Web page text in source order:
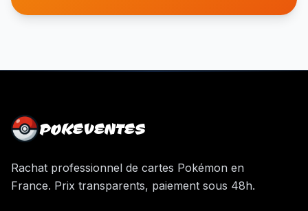
POKEVENTES
Rachat professionnel de cartes Pokémon en
France. Prix transparents, paiement sous 48h.